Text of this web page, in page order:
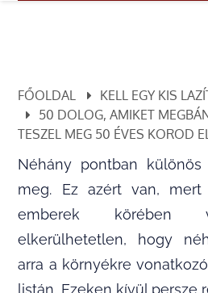
FŐOLDAL
KELL EGY KIS
50 DOLOG, AMIKET
TESZEL MEG 50 ÉVES KOROD
Néhány pontban
meg. Ez azért van,
emberek körében
elkerülhetetlen, hogy
arra a környékre
listán. Ezeken kívül persze